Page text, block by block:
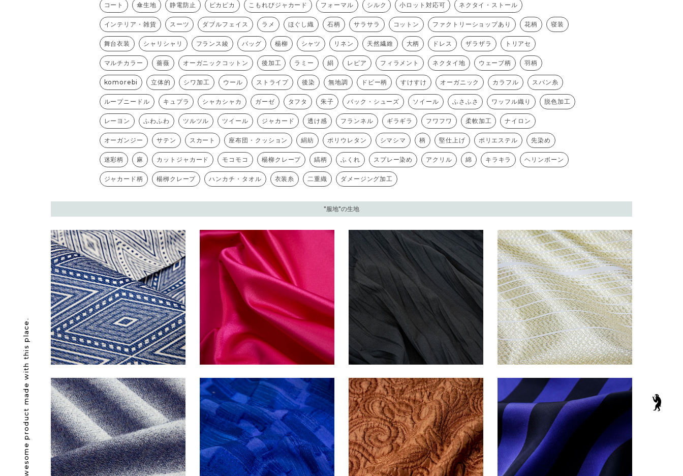
Awesome product made with this place.
コート 傘生地 静電防止 ピカピカ こもれびジャカード フォーマル シルク 小ロット対応可 ネクタイ・ストール
インテリア・雑貨 スーツ ダブルフェイス ラメ ほぐし織 石柄 サラサラ コットン ファクトリーショップあり 花柄 寝装
舞台衣装 シャリシャリ フランス綾 バッグ 楊柳 シャツ リネン 天然繊維 大柄 ドレス ザラザラ トリアセ
マルチカラー 薔薇 オーガニックコットン 後加工 ラミー 絹 レピア フィラメント ネクタイ地 ウェーブ柄 羽柄
komorebi 立体的 シワ加工 ウール ストライプ 後染 無地調 ドビー柄 すけすけ オーガニック カラフル スパン糸
ループニードル キュプラ シャカシャカ ガーゼ タフタ 朱子 バック・シューズ ソイール ふさふさ ワッフル織り 脱色加工
レーヨン ふわふわ ツルツル ツイール ジャカード 透け感 フランネル ギラギラ フワフワ 柔軟加工 ナイロン
オーガンジー サテン スカート 座布団・クッション 絹紡 ポリウレタン シマシマ 柄 堅仕上げ ポリエステル 先染め
迷彩柄 麻 カットジャカード モコモコ 楊柳クレープ 縞柄 ふくれ スプレー染め アクリル 綿 キラキラ ヘリンボーン
ジャカード柄 楊栁クレープ ハンカチ・タオル 衣装糸 二重織 ダメージング加工
"服地"の生地